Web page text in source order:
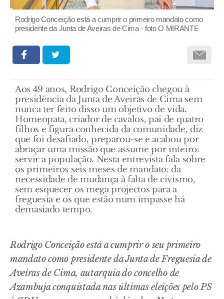
Rodrigo Conceição está a cumprir o primeiro mandato como
presidente da Junta de Aveiras de Cima - foto O MIRANTE
Aos 49 anos, Rodrigo Conceição chegou à
presidência da Junta de Aveiras de Cima sem
nunca ter feito disso um objetivo de vida.
Homeopata, criador de cavalos, pai de quatro
filhos e figura conhecida da comunidade, diz
que foi desafiado, preparou-se e acabou por
abraçar uma missão que assume por inteiro:
servir a população. Nesta entrevista fala sobre
os primeiros seis meses de mandato: da
necessidade de mudança à falta de civismo,
sem esquecer os mega projectos para a
freguesia e os que estão num impasse há
demasiado tempo.
Rodrigo Conceição está a cumprir o seu primeiro
mandato como presidente da Junta de Freguesia de
Aveiras de Cima, autarquia do concelho de
Azambuja conquistada nas últimas eleições pelo PS